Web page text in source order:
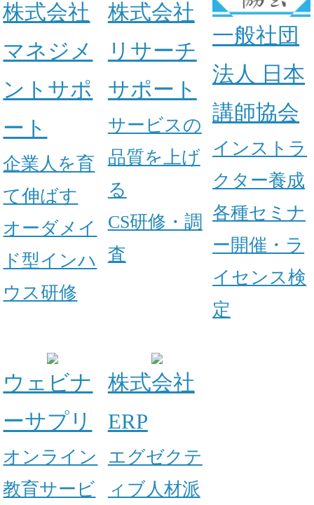
株式会社
マネジメ
ントサポ
ート
企業人を育
て伸ばす
オーダメイ
ド型インハ
ウス研修
株式会社
リサーチ
サポート
サービスの
品質を上げ
る
CS研修・調
査
一般社団
法人
日本
講師協会
インストラ
クター養成
各種セミナ
ー開催・ラ
イセンス検
定
ウェビナ
ーサプリ
オンライン
教育サービ
株式会社
ERP
エグゼクテ
ィブ人材派